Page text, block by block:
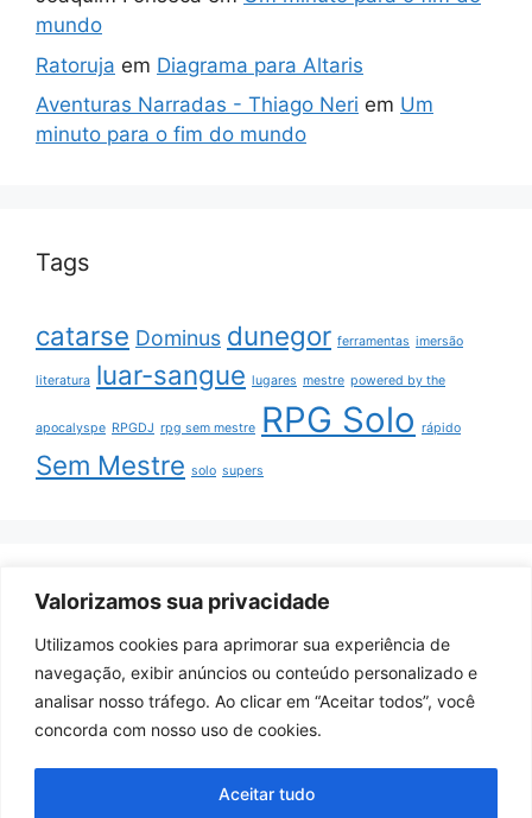
Valorizamos sua privacidade
Utilizamos cookies para aprimorar sua experiência de
navegação, exibir anúncios ou conteúdo personalizado e
analisar nosso tráfego. Ao clicar em “Aceitar todos”, você
concorda com nosso uso de cookies.
Aceitar tudo
mundo
Ratoruja em Diagrama para Altaris
Aventuras Narradas - Thiago Neri em Um
minuto para o fim do mundo
Tags
catarse Dominus dunegor ferramentas imersão
literatura luar-sangue lugares mestre powered by the
apocalyspe RPGDJ rpg sem mestre RPG Solo rápido
Sem Mestre solo supers
ArquivoRPG nas redes
Youtube
Itch.io
Facebook